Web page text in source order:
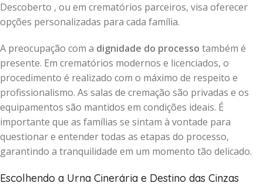
Descoberto , ou em crematórios parceiros, visa oferecer
opções personalizadas para cada família.
A preocupação com a dignidade do processo também é
presente. Em crematórios modernos e licenciados, o
procedimento é realizado com o máximo de respeito e
profissionalismo. As salas de cremação são privadas e os
equipamentos são mantidos em condições ideais. É
importante que as famílias se sintam à vontade para
questionar e entender todas as etapas do processo,
garantindo a tranquilidade em um momento tão delicado.
Escolhendo a Urna Cinerária e Destino das Cinzas